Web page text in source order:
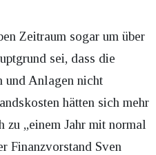
Zeitraum sogar um über
sei, dass die
und Anlagen nicht
hätten sich mehr
„einem Jahr mit normal
Finanzvorstand Sven